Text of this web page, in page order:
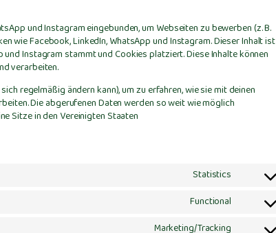
und Instagram eingebunden, um Webseiten zu bewerben (z. B.
wie Facebook, LinkedIn, WhatsApp und Instagram. Dieser Inhalt ist
Instagram stammt und Cookies platziert. Diese Inhalte können
verarbeiten.
regelmäßig ändern kann), um zu erfahren, wie sie mit deinen
Die abgerufenen Daten werden so weit wie möglich
Sitze in den Vereinigten Staaten
Statistics
Consent
service
Functional
Consent
Marketing/Tracking